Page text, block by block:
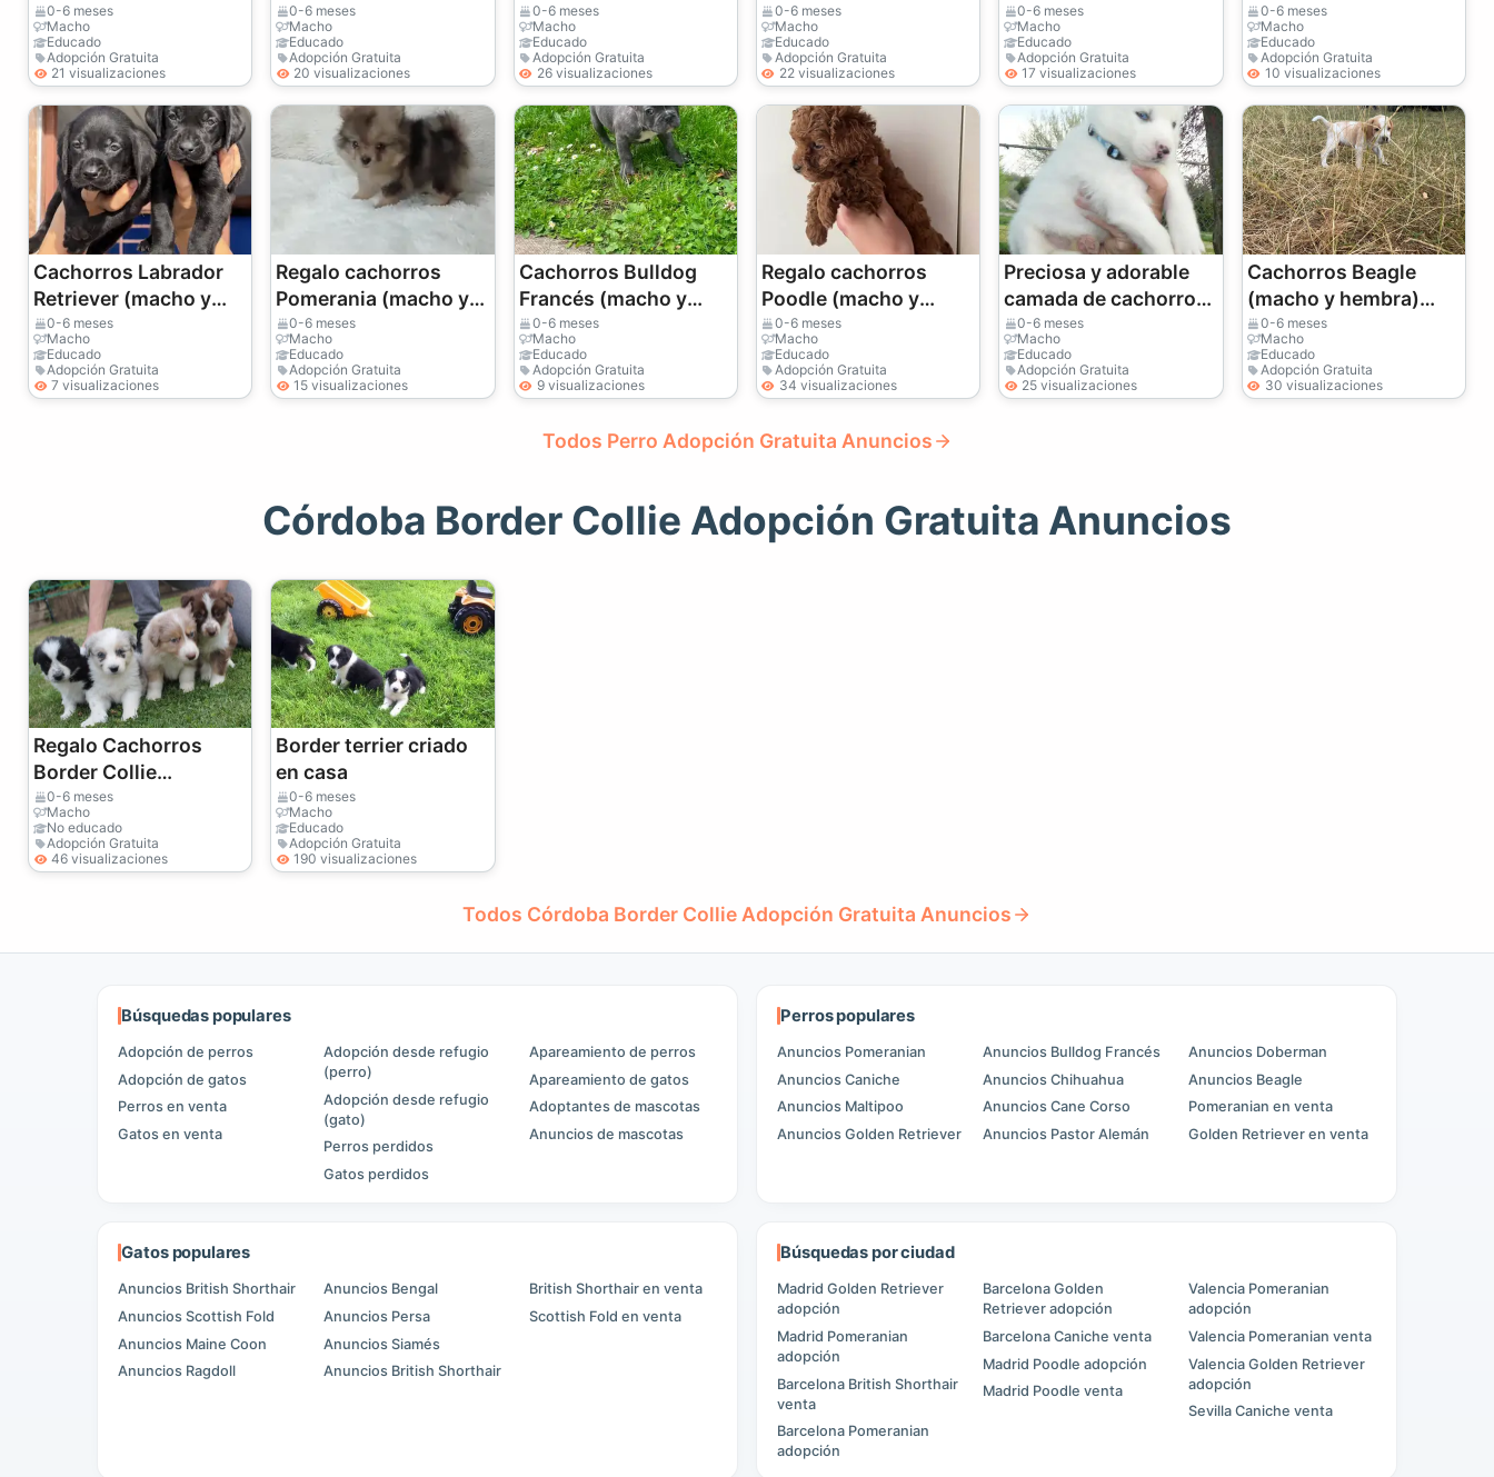
hembra)
0-6 meses
Macho
Educado
Adopción Gratuita
21 visualizaciones
hembra)
0-6 meses
Macho
Educado
Adopción Gratuita
20 visualizaciones
para adopción
0-6 meses
Macho
Educado
Adopción Gratuita
26 visualizaciones
hembra)
0-6 meses
Macho
Educado
Adopción Gratuita
22 visualizaciones
para adopción
0-6 meses
Macho
Educado
Adopción Gratuita
17 visualizaciones
(macho y hembra)
0-6 meses
Macho
Educado
Adopción Gratuita
10 visualizaciones
Cachorros Labrador
Retriever (macho y
hembra) para
adopción
0-6 meses
Macho
Educado
Adopción Gratuita
7 visualizaciones
Regalo cachorros
Pomerania (macho y
hembra)
0-6 meses
Macho
Educado
Adopción Gratuita
15 visualizaciones
Cachorros Bulldog
Francés (macho y
hembra) para
adopción
0-6 meses
Macho
Educado
Adopción Gratuita
9 visualizaciones
Regalo cachorros
Poodle (macho y
hembra)
0-6 meses
Macho
Educado
Adopción Gratuita
34 visualizaciones
Preciosa y adorable
camada de cachorros
husky de raza pura
0-6 meses
Macho
Educado
Adopción Gratuita
25 visualizaciones
Cachorros Beagle
(macho y hembra)
para adopción
0-6 meses
Macho
Educado
Adopción Gratuita
30 visualizaciones
Todos Perro Adopción Gratuita Anuncios
Córdoba Border Collie Adopción Gratuita Anuncios
Regalo Cachorros
Border Collie
disponibles para
adopciónm
0-6 meses
Macho
No educado
Adopción Gratuita
46 visualizaciones
Border terrier criado
en casa
0-6 meses
Macho
Educado
Adopción Gratuita
190 visualizaciones
Todos Córdoba Border Collie Adopción Gratuita Anuncios
Búsquedas populares
Adopción de perros
Adopción de gatos
Perros en venta
Gatos en venta
Adopción desde refugio
(perro)
Adopción desde refugio
(gato)
Perros perdidos
Gatos perdidos
Apareamiento de perros
Apareamiento de gatos
Adoptantes de mascotas
Anuncios de mascotas
Perros populares
Anuncios Pomeranian
Anuncios Caniche
Anuncios Maltipoo
Anuncios Golden Retriever
Anuncios Bulldog Francés
Anuncios Chihuahua
Anuncios Cane Corso
Anuncios Pastor Alemán
Anuncios Doberman
Anuncios Beagle
Pomeranian en venta
Golden Retriever en venta
Gatos populares
Anuncios British Shorthair
Anuncios Scottish Fold
Anuncios Maine Coon
Anuncios Ragdoll
Anuncios Bengal
Anuncios Persa
Anuncios Siamés
Anuncios British Shorthair
British Shorthair en venta
Scottish Fold en venta
Búsquedas por ciudad
Madrid Golden Retriever
adopción
Madrid Pomeranian
adopción
Barcelona British Shorthair
venta
Barcelona Pomeranian
adopción
Barcelona Golden
Retriever adopción
Barcelona Caniche venta
Madrid Poodle adopción
Madrid Poodle venta
Valencia Pomeranian
adopción
Valencia Pomeranian venta
Valencia Golden Retriever
adopción
Sevilla Caniche venta